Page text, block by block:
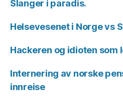
Slanger i paradis.
Helsevesenet i Norge vs
Hackeren og idioten som
Internering av norske
innreise